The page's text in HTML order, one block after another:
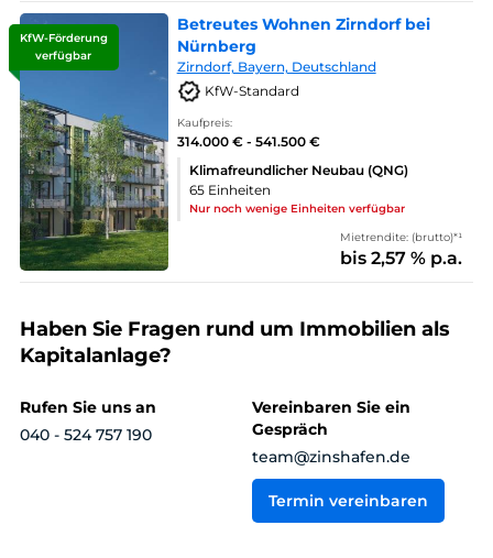
KfW-Förderung
verfügbar
Betreutes Wohnen Zirndorf bei
Nürnberg
Zirndorf, Bayern, Deutschland
KfW-Standard
Kaufpreis:
314.000 € - 541.500 €
Klimafreundlicher Neubau (QNG)
65 Einheiten
Nur noch wenige Einheiten verfügbar
Mietrendite: (brutto)*¹
bis 2,57 % p.a.
Haben Sie Fragen rund um Immobilien als
Kapitalanlage?
Rufen Sie uns an
040 - 524 757 190
Vereinbaren Sie ein
Gespräch
team@zinshafen.de
Termin vereinbaren